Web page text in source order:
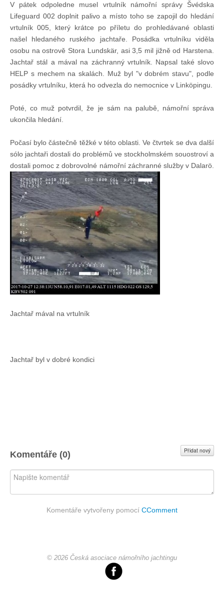
Kontakt
Bazar
Mé inzeráty
V pátek odpoledne musel vrtulník námořní správy Švédska
Lifeguard 002 doplnit palivo a místo toho se zapojil do hledání
vrtulník 005, který krátce po příletu do prohledávané oblasti
našel hledaného ruského jachtaře. Posádka vrtulníku viděla
osobu na ostrově Stora Lundskär, asi 3,5 mil jižně od Harstena.
Jachtař stál a mával na záchranný vrtulník. Napsal také slovo
HELP s mechem na skalách. Muž byl "v dobrém stavu", podle
posádky vrtulníku, která ho odvezla do nemocnice v Linköpingu.
Poté, co muž potvrdil, že je sám na palubě, námořní správa
ukončila hledání.
Počasí bylo částečně těžké v této oblasti. Ve čtvrtek se dva další
sólo jachtaři dostali do problémů ve stockholmském souostroví a
dostali pomoc z dobrovolné námořní záchranné služby v Dalarö.
Jachtař mával na vrtulník
Jachtař byl v dobré kondici
Komentáře (0) Přidat nový
Komentáře vytvořeny pomocí CComment
© 2026 Česká asociace námořního jachtingu